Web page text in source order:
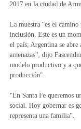
2017 en la ciudad de
La muestra "es el
inclusión. Este es un
el país; Argentina se
amenazas", dijo
modelo productivo y a
producción".
"En Santa Fe queremos
social. Hoy gobernar es
representa una familia".